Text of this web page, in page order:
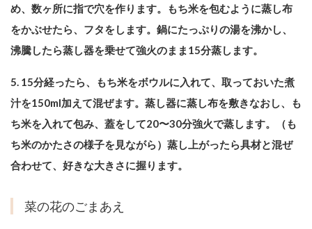
め、数ヶ所に指で穴を作ります。もち米を包むように蒸し布
をかぶせたら、フタをします。鍋にたっぷりの湯を沸かし、
沸騰したら蒸し器を乗せて強火のまま15分蒸します。
5. 15分経ったら、もち米をボウルに入れて、取っておいた煮
汁を150ml加えて混ぜます。蒸し器に蒸し布を敷きなおし、も
ち米を入れて包み、蓋をして20〜30分強火で蒸します。（も
ち米のかたさの様子を見ながら）蒸し上がったら具材と混ぜ
合わせて、好きな大きさに握ります。
菜の花のごまあえ